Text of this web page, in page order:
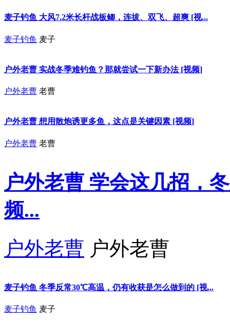
麦子钓鱼 大风7.2米长杆战板鲫，连拔、双飞、超爽 [视...
麦子钓鱼 麦子
户外老曹 实战冬季难钓鱼？那就尝试一下新办法 [视频]
户外老曹 老曹
户外老曹 想用散炮诱更多鱼，这点是关键因素 [视频]
户外老曹 老曹
户外老曹 学会这几招，
频...
户外老曹 户外老曹
麦子钓鱼 冬季反常30℃高温，仍有收获是怎么做到的 [视...
麦子钓鱼 麦子